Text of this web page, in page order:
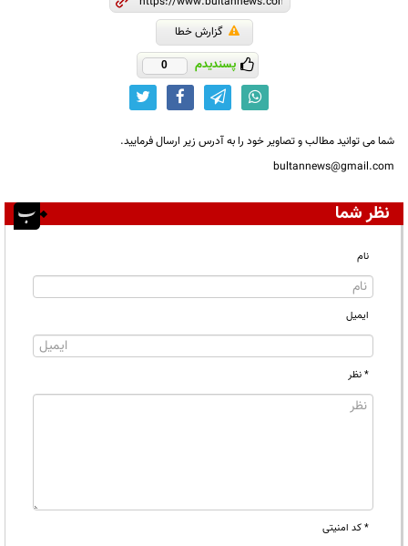
گزارش خطا
پسندیدم 0
شما می توانید مطالب و تصاویر خود را به آدرس زیر ارسال فرمایید.
bultannews@gmail.com
نظر شما
نام
ایمیل
* نظر
* کد امنیتی